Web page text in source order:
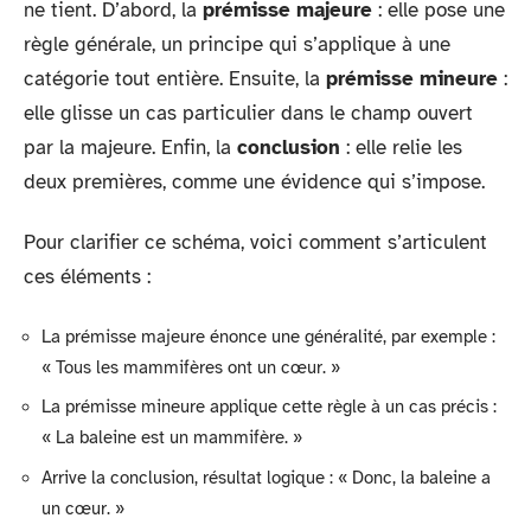
ne tient. D’abord, la prémisse majeure : elle pose une
règle générale, un principe qui s’applique à une
catégorie tout entière. Ensuite, la prémisse mineure :
elle glisse un cas particulier dans le champ ouvert
par la majeure. Enfin, la conclusion : elle relie les
deux premières, comme une évidence qui s’impose.
Pour clarifier ce schéma, voici comment s’articulent
ces éléments :
La prémisse majeure énonce une généralité, par exemple :
« Tous les mammifères ont un cœur. »
La prémisse mineure applique cette règle à un cas précis :
« La baleine est un mammifère. »
Arrive la conclusion, résultat logique : « Donc, la baleine a
un cœur. »